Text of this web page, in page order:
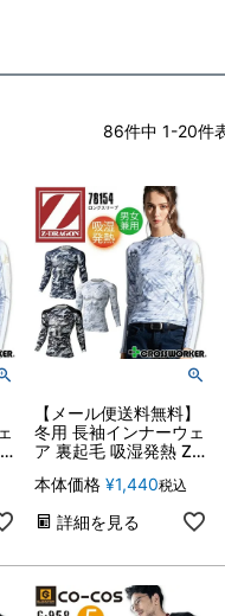
86件中 1-20件
【メール便送料無料】
冬用 長袖インナーウェ
ア 裏起毛 吸湿発熱 Z-
兼用 保温 消臭 抗菌 ス
トレッチ 防寒 スポー
ツ コンプレッション
作業服 作業着 2022-
2023【SS-LL】
本体価格 ¥1,440税込
詳細を見る